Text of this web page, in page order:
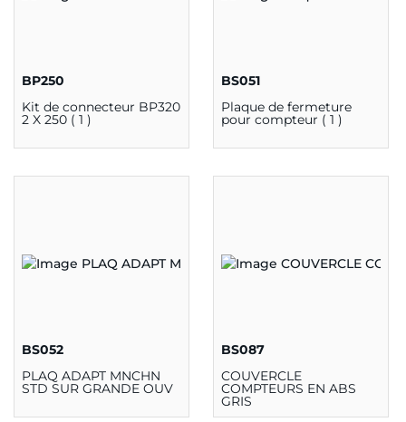
BP250
Kit de connecteur BP320
2 X 250 ( 1 )
BS051
Plaque de fermeture
pour compteur ( 1 )
BS052
PLAQ ADAPT MNCHN
STD SUR GRANDE OUV
BS087
COUVERCLE
COMPTEURS EN ABS
GRIS